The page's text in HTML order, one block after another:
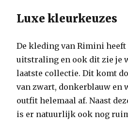
Luxe kleurkeuzes
De kleding van Rimini heeft
uitstraling en ook dit zie je
laatste collectie. Dit komt
van zwart, donkerblauw en
outfit helemaal af. Naast
is er natuurlijk ook nog